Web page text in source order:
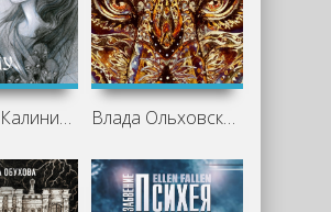
Наталья Калинина - По ту сторону песни Влада Ольховская - Черная Гончая